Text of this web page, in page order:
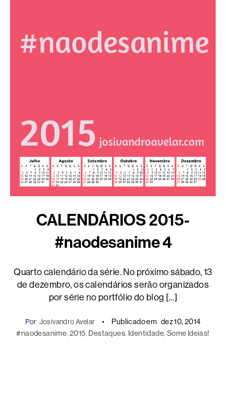
CALENDÁRIOS 2015-
#naodesanime 4
Quarto calendário da série. No próximo sábado, 13
de dezembro, os calendários serão organizados
por série no portfólio do blog […]
Por Josivandro Avelar Publicado em dez 10, 2014
#naodesanime, 2015, Destaques, Identidade, Some Ideias!